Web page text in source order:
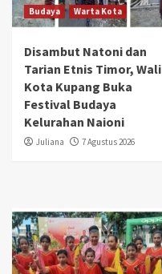
Budaya Warta Kota
Disambut Natoni dan
Tarian Etnis Timor, Wali
Kota Kupang Buka
Festival Budaya
Kelurahan Naioni
Juliana 7 Agustus 2026